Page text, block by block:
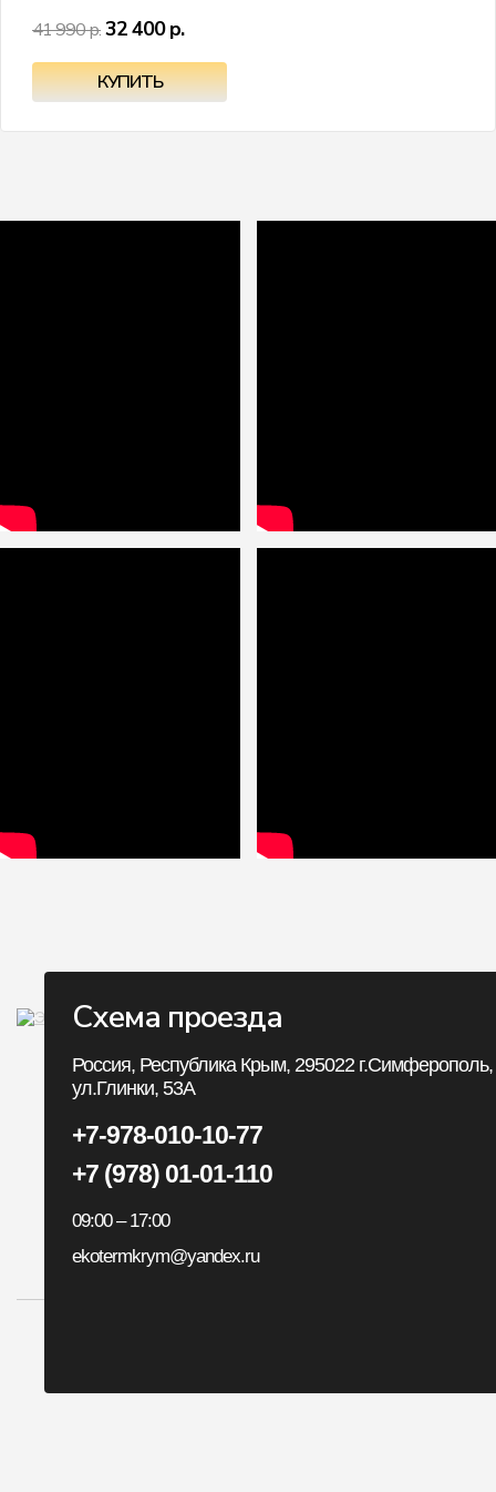
41 990 р.32 400 р.
Схема проезда
Россия, Республика Крым, 295022 г.Симферополь,
ул.Глинки, 53А
+7-978-010-10-77
+7 (978) 01-01-110
09:00 – 17:00
ekotermkrym@yandex.ru
Личный